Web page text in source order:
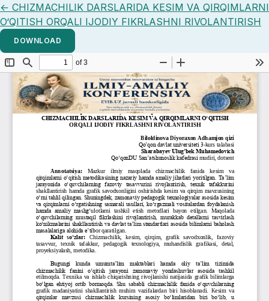
← Return to Article Details
CHIZMACHILIK DARSLARIDA KESIM VA QIRQIMLARNI
O‘QITISH ORQALI IJODIY FIKRLASHNI RIVOLANTIRISH
DOWNLOAD